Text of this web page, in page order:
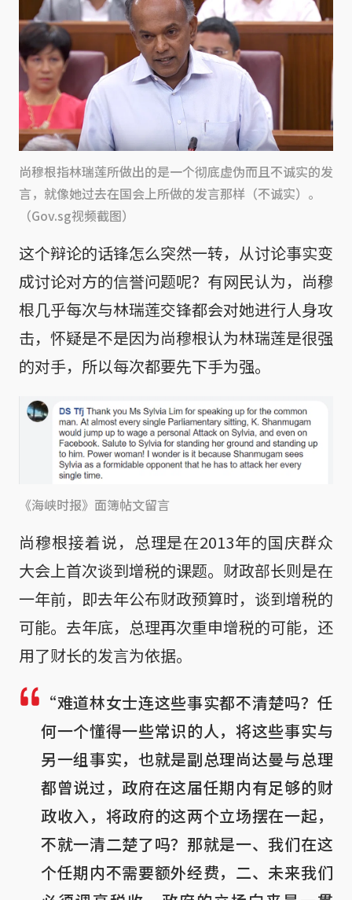
尚穆根指林瑞莲所做出的是一个彻底虚伪而且不诚实的发
言，就像她过去在国会上所做的发言那样（不诚实）。
（Gov.sg视频截图）
这个辩论的话锋怎么突然一转，从讨论事实变
成讨论对方的信誉问题呢？有网民认为，尚穆
根几乎每次与林瑞莲交锋都会对她进行人身攻
击，怀疑是不是因为尚穆根认为林瑞莲是很强
的对手，所以每次都要先下手为强。
《海峡时报》面簿帖文留言
尚穆根接着说，总理是在2013年的国庆群众
大会上首次谈到增税的课题。财政部长则是在
一年前，即去年公布财政预算时，谈到增税的
可能。去年底，总理再次重申增税的可能，还
用了财长的发言为依据。
“难道林女士连这些事实都不清楚吗？任
何一个懂得一些常识的人，将这些事实与
另一组事实，也就是副总理尚达曼与总理
都曾说过，政府在这届任期内有足够的财
政收入，将政府的这两个立场摆在一起，
不就一清二楚了吗？那就是一、我们在这
个任期内不需要额外经费，二、未来我们